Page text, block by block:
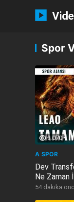
Spor
3.070
A SPOR
Dev
Ne Zaman
54 dakika